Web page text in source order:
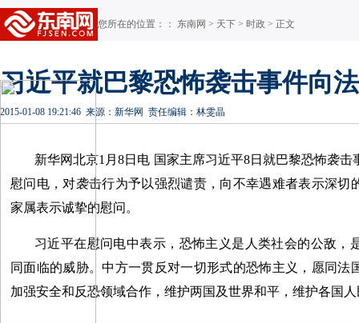
您所在的位置：： 东南网 > 天下 > 时政 > 正文
习近平就巴黎恐怖袭击事件向
2015-01-08 19:21:46 来源：新华网 责任编辑：林雯晶
新华网北京1月8日电 国家主席习近平8日就巴黎恐怖袭
慰问电，对袭击行为予以强烈谴责，向不幸遇难者表示深切
家属表示诚挚的慰问。
习近平在慰问电中表示，恐怖主义是人类社会的公敌，
同面临的威胁。中方一贯反对一切形式的恐怖主义，愿同法
加强安全和反恐领域合作，维护两国及世界和平，维护各国